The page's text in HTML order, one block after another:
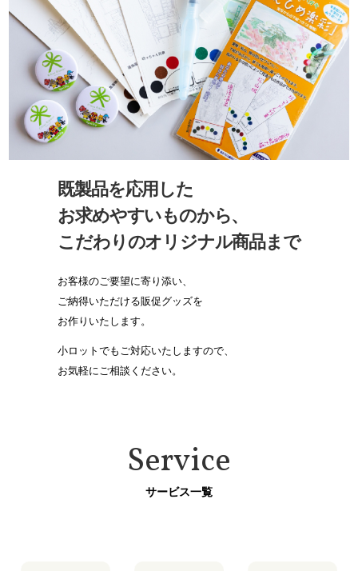
既製品を応用した
お求めやすいものから、
こだわりのオリジナル商品まで
お客様のご要望に寄り添い、
ご納得いただける販促グッズを
お作りいたします。
小ロットでもご対応いたしますので、
お気軽にご相談ください。
Service
サービス一覧